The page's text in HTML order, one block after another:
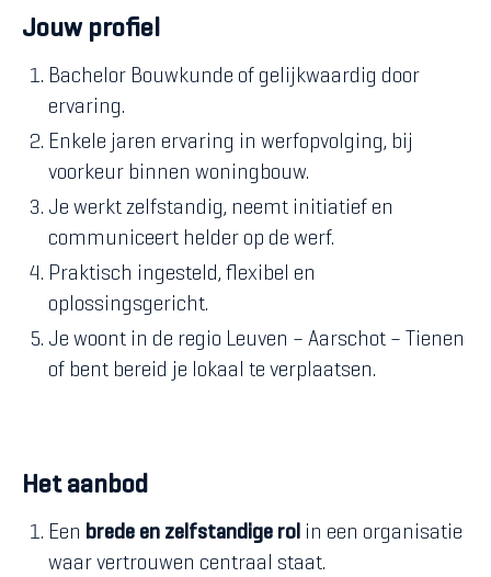
Jouw profiel
Bachelor Bouwkunde of gelijkwaardig door
ervaring.
Enkele jaren ervaring in werfopvolging, bij
voorkeur binnen woningbouw.
Je werkt zelfstandig, neemt initiatief en
communiceert helder op de werf.
Praktisch ingesteld, flexibel en
oplossingsgericht.
Je woont in de regio Leuven – Aarschot – Tienen
of bent bereid je lokaal te verplaatsen.
Het aanbod
Een brede en zelfstandige rol in een organisatie
waar vertrouwen centraal staat.